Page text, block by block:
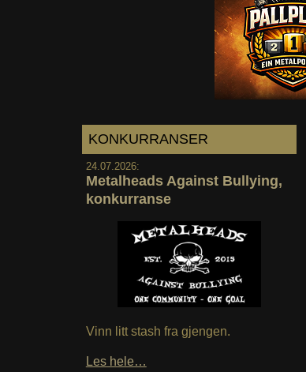
KONKURRANSER
24.07.2026:
Metalheads Against Bullying,
konkurranse
Vinn litt stash fra gjengen.
Les hele…